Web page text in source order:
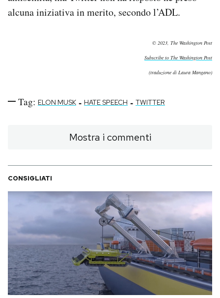
alcuna iniziativa in merito, secondo l’ADL.
© 2023, The Washington Post
Subscribe to The Washington Post
(traduzione di Laura Mangano)
Tag: ELON MUSK - HATE SPEECH - TWITTER
Mostra i commenti
CONSIGLIATI